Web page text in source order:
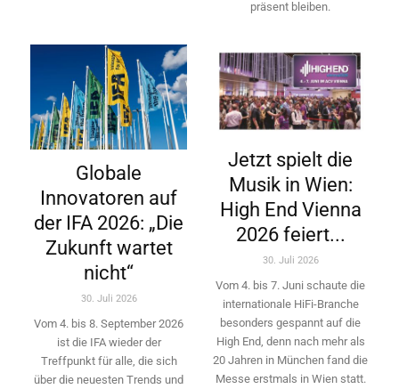
präsent bleiben.
Globale
Innovatoren auf
der IFA 2026: „Die
Zukunft wartet
nicht“
30. Juli 2026
Vom 4. bis 8. September 2026
ist die IFA wieder der
Treffpunkt für alle, die sich
über die neuesten Trends und
Jetzt spielt die
Musik in Wien:
High End Vienna
2026 feiert...
30. Juli 2026
Vom 4. bis 7. Juni schaute die
internationale HiFi-Branche
besonders gespannt auf die
High End, denn nach mehr als
20 Jahren in München fand die
Messe erstmals in Wien statt.